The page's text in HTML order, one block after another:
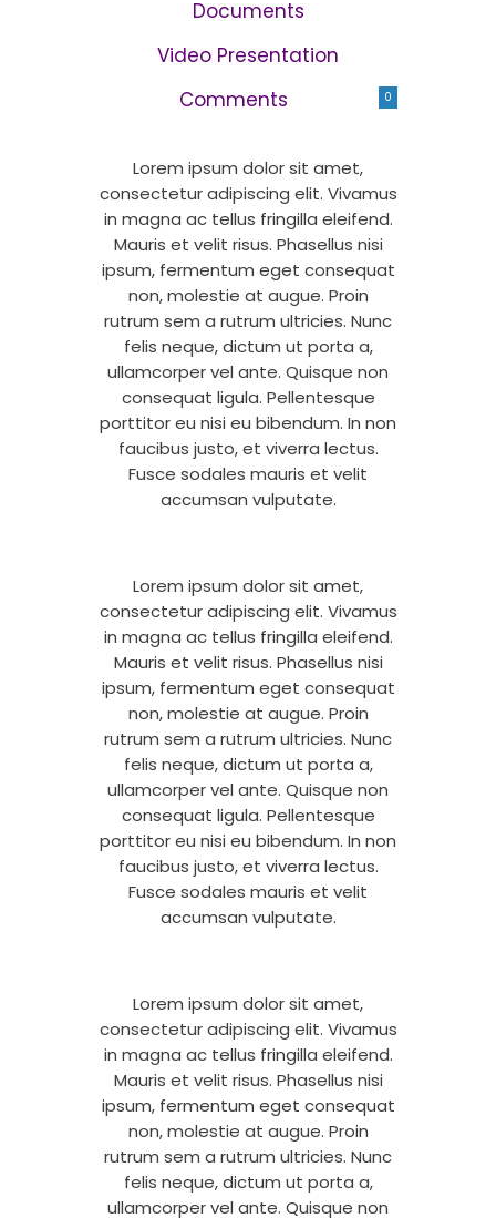
Documents
Video Presentation
Comments
0
Lorem ipsum dolor sit amet,
consectetur adipiscing elit. Vivamus
in magna ac tellus fringilla eleifend.
Mauris et velit risus. Phasellus nisi
ipsum, fermentum eget consequat
non, molestie at augue. Proin
rutrum sem a rutrum ultricies. Nunc
felis neque, dictum ut porta a,
ullamcorper vel ante. Quisque non
consequat ligula. Pellentesque
porttitor eu nisi eu bibendum. In non
faucibus justo, et viverra lectus.
Fusce sodales mauris et velit
accumsan vulputate.
Lorem ipsum dolor sit amet,
consectetur adipiscing elit. Vivamus
in magna ac tellus fringilla eleifend.
Mauris et velit risus. Phasellus nisi
ipsum, fermentum eget consequat
non, molestie at augue. Proin
rutrum sem a rutrum ultricies. Nunc
felis neque, dictum ut porta a,
ullamcorper vel ante. Quisque non
consequat ligula. Pellentesque
porttitor eu nisi eu bibendum. In non
faucibus justo, et viverra lectus.
Fusce sodales mauris et velit
accumsan vulputate.
Lorem ipsum dolor sit amet,
consectetur adipiscing elit. Vivamus
in magna ac tellus fringilla eleifend.
Mauris et velit risus. Phasellus nisi
ipsum, fermentum eget consequat
non, molestie at augue. Proin
rutrum sem a rutrum ultricies. Nunc
felis neque, dictum ut porta a,
ullamcorper vel ante. Quisque non